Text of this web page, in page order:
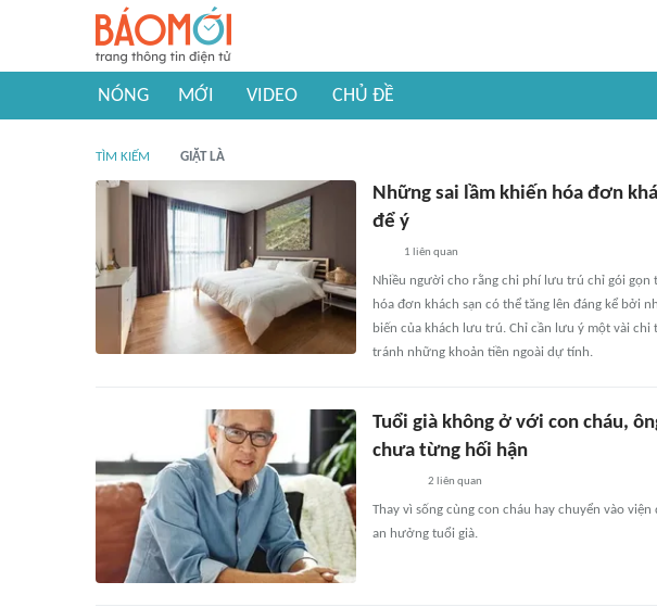
NÓNG MỚI VIDEO CHỦ ĐỀ
TÌM KIẾM GIẶT LÀ
Những sai lầm khiến hóa đơn
để ý
1 liên quan
Nhiều người cho rằng chi phí lưu trú chỉ gói
hóa đơn khách sạn có thể tăng lên đáng kể bởi
biến của khách lưu trú. Chỉ cần lưu ý một vài
tránh những khoản tiền ngoài dự tính.
Tuổi già không ở với con cháu,
chưa từng hối hận
2 liên quan
Thay vì sống cùng con cháu hay chuyển vào
an hưởng tuổi già.